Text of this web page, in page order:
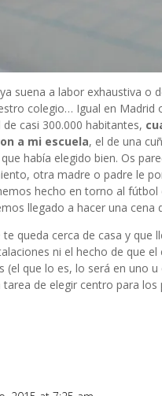
suena a labor exhaustiva o
colegio… Igual en
casi 300.000 habitantes,
a mi escuela, el de una
había elegido bien. Os
otra madre o padre le
hecho en torno al
llegado a hacer una cena
queda cerca de casa y que
ni el hecho de que
que lo es, lo será en uno
de elegir centro para